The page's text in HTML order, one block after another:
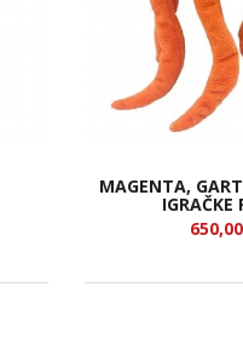
MAGENTA,
IGRAČKE
650,00